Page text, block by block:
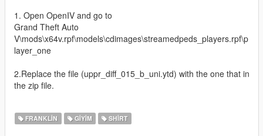
1. Open OpenIV and go to
Grand Theft Auto
V\mods\x64v.rpf\models\cdimages\streamedpeds_players.rpf\p
layer_one
2.Replace the file (uppr_diff_015_b_uni.ytd) with the one that in
the zip file.
FRANKLIN GIYIM SHIRT